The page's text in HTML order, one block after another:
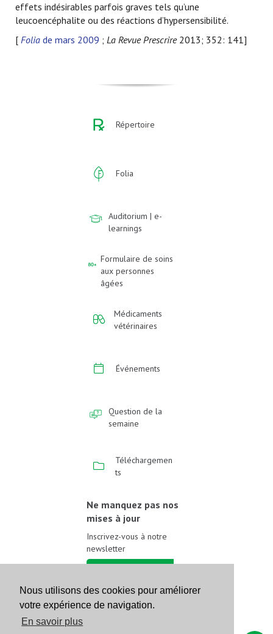
Nous utilisons des cookies pour améliorer
votre expérience de navigation.
En savoir plus
effets indésirables parfois graves tels qu’une
leucoencéphalite ou des réactions d’hypersensibilité.
[ Folia de mars 2009 ; La Revue Prescrire2013; 352: 141]
Répertoire
Folia
Auditorium | e-
learnings
Formulaire de soins
aux personnes
âgées
Médicaments
vétérinaires
Événements
Question de la
semaine
Téléchargemen
ts
Ne manquez pas nos
mises à jour
Inscrivez-vous à notre
newsletter
Suivez-nous sur les